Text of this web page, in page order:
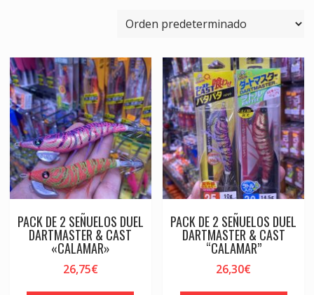
PACK DE 2 SEÑUELOS DUEL
DARTMASTER & CAST
«CALAMAR»
26,75€
PACK DE 2 SEÑUELOS DUEL
DARTMASTER & CAST
“CALAMAR”
26,30€